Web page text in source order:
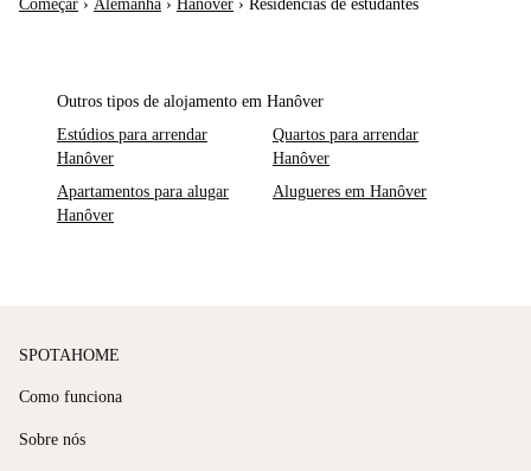
Começar › Alemanha › Hanôver › Residências de estudantes
Outros tipos de alojamento em Hanôver
Estúdios para arrendar
Hanôver
Quartos para arrendar
Hanôver
Apartamentos para alugar
Hanôver
Alugueres em Hanôver
SPOTAHOME
Como funciona
Sobre nós